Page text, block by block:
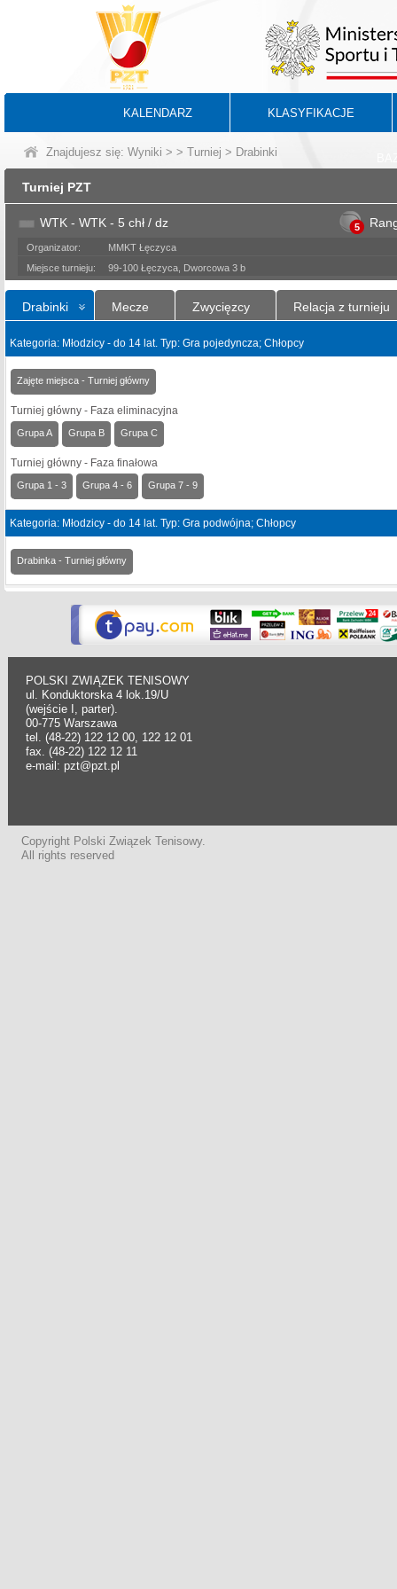
KALENDARZ KLASYFIKACJE
Znajdujesz się: Wyniki > > Turniej > Drabinki
Turniej PZT
WTK - WTK - 5 chł / dz 5
Organizator:
MMKT Łęczyca
Miejsce turnieju:
99-100 Łęczyca, Dworcowa 3 b
Drabinki Mecze Zwycięzcy Relacja z turnieju
Kategoria: Młodzicy - do 14 lat. Typ: Gra pojedyncza; Chłopcy
Zajęte miejsca - Turniej główny
Turniej główny - Faza eliminacyjna
Grupa A Grupa B Grupa C
Turniej główny - Faza finałowa
Grupa 1 - 3 Grupa 4 - 6 Grupa 7 - 9
Kategoria: Młodzicy - do 14 lat. Typ: Gra podwójna; Chłopcy
Drabinka - Turniej główny
POLSKI ZWIĄZEK TENISOWY
ul. Konduktorska 4 lok.19/U
(wejście I, parter).
00-775 Warszawa
tel. (48-22) 122 12 00, 122 12 01
fax. (48-22) 122 12 11
e-mail: pzt@pzt.pl
Copyright Polski Związek Tenisowy.
All rights reserved